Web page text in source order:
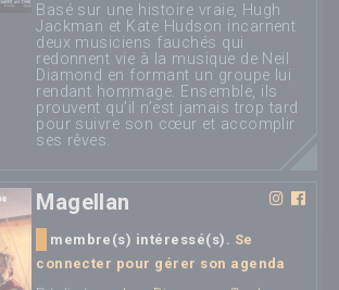
Basé sur une histoire vraie, Hugh
Jackman et Kate Hudson incarnent
deux musiciens fauchés qui
redonnent vie à la musique de Neil
Diamond en formant un groupe lui
rendant hommage. Ensemble, ils
prouvent qu’il n’est jamais trop tard
pour suivre son cœur et accomplir
ses rêves.
Magellan
membre(s) intéressé(s). Se
connecter pour gérer son agenda